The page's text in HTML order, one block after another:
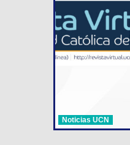
Noticias UCN